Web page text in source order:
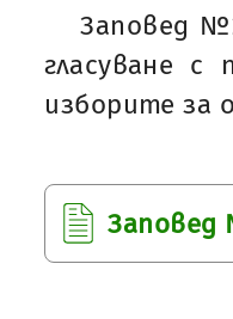
Заповед
гласуване с
изборите за
Заповед